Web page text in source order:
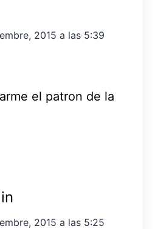
2015 a las 5:39
el patron de la
2015 a las 5:25